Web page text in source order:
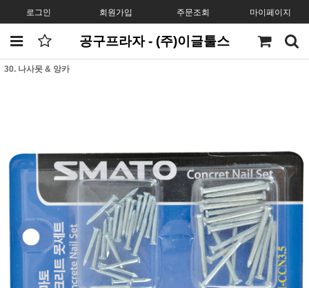
로그인 회원가입 주문조회 마이페이지
공구프라자 - (주)이글툴스
30. 나사못 & 앙카